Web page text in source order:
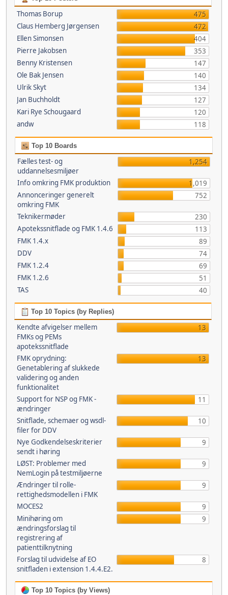
Thomas Borup
475
Claus Hemberg Jørgensen
472
Ellen Simonsen
404
Pierre Jakobsen
353
Benny Kristensen
147
Ole Bak Jensen
140
Ulrik Skyt
134
Jan Buchholdt
127
Kari Rye Schougaard
120
andw
118
Top 10 Boards
Fælles test- og
uddannelsesmiljøer
1,254
Info omkring FMK produktion
1,019
Annonceringer generelt
omkring FMK
752
Teknikermøder
230
Apotekssnitflade og FMK 1.4.6
113
FMK 1.4.x
89
DDV
74
FMK 1.2.4
69
FMK 1.2.6
51
TAS
40
Top 10 Topics (by Replies)
Kendte afvigelser mellem
FMKs og PEMs
apotekssnitflade
13
FMK oprydning:
Genetablering af slukkede
validering og anden
funktionalitet
13
Support for NSP og FMK -
ændringer
11
Snitflade, schemaer og wsdl-
filer for DDV
10
Nye Godkendelseskriterier
sendt i høring
9
LØST: Problemer med
NemLogin på testmiljøerne
9
Ændringer til rolle-
rettighedsmodellen i FMK
9
MOCES2
9
Minihøring om
ændringsforslag til
registrering af
patienttilknytning
9
Forslag til udvidelse af EO
snitfladen i extension 1.4.4.E2.
8
Top 10 Topics (by Views)